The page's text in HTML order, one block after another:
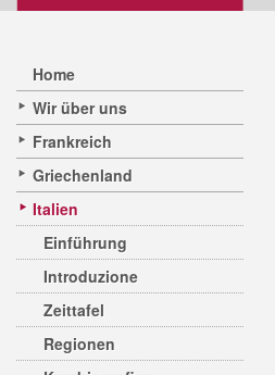
Home
Wir über uns
Frankreich
Griechenland
Italien
Einführung
Introduzione
Zeittafel
Regionen